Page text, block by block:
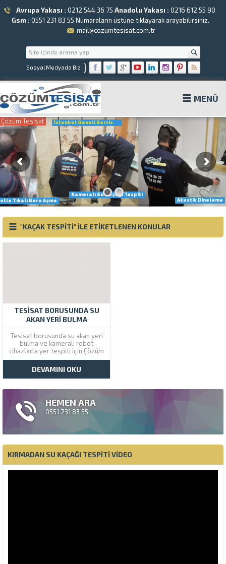
Avrupa Yakası : 0212 544 36 75 Anadolu Yakası : 0216 612 55 90
Gsm : 0551 231 83 55 Numaraların üstüne tıklayarak arayabilirsiniz.
mail@cozumtesisat.com.tr
Sosyal Medyada Biz }
MENÜ
Çözüm Tesisat
Kameralı Su Kaçağı Tespiti
Tıkalı Boru Açma
Akustik Dineleme
İstanbul Geneli Servis
"KAÇAK TESPITI" ILE ETIKETLENEN KONULAR
TESISAT BORUSUNDA SU
AKAN YERI BULMA
Tesisat borusunda su akan yeri
bulma ve kameralı robot
cihazlarla yer tespiti için Çözüm
Tesisat firmamızı arayabilirsiniz.
Alt kata veya kendi dairenize su
akıntısı var ise bizim İstanbul
şubelerimizi arayabilirsiniz.
Tesisat boruları zemin
için borular üzerinde...
DEVAMINI OKU
HEMEN ARA
0551 231 83 55
KIRMADAN SU KAÇAĞI TESPITI VIDEO